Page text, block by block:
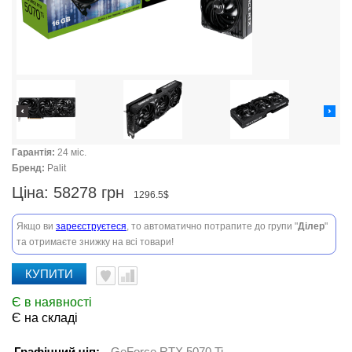
Гарантія: 24 міс.
Бренд: Palit
Ціна: 58278 грн 1296.5$
Якщо ви зареєструєтеся, то автоматично потрапите до групи "Ділер"
та отримаєте знижку на всі товари!
КУПИТИ
Є в наявності
Є на складі